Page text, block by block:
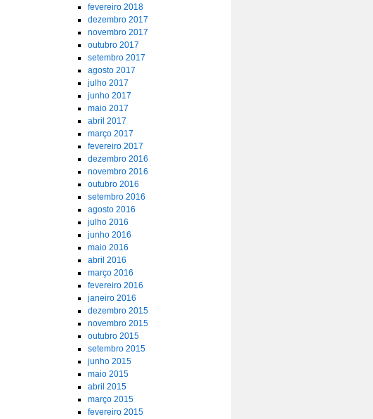
fevereiro 2018
dezembro 2017
novembro 2017
outubro 2017
setembro 2017
agosto 2017
julho 2017
junho 2017
maio 2017
abril 2017
março 2017
fevereiro 2017
dezembro 2016
novembro 2016
outubro 2016
setembro 2016
agosto 2016
julho 2016
junho 2016
maio 2016
abril 2016
março 2016
fevereiro 2016
janeiro 2016
dezembro 2015
novembro 2015
outubro 2015
setembro 2015
junho 2015
maio 2015
abril 2015
março 2015
fevereiro 2015